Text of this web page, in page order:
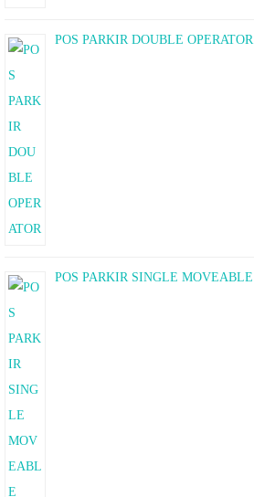
POS PARKIR DOUBLE OPERATOR
POS PARKIR SINGLE MOVEABLE